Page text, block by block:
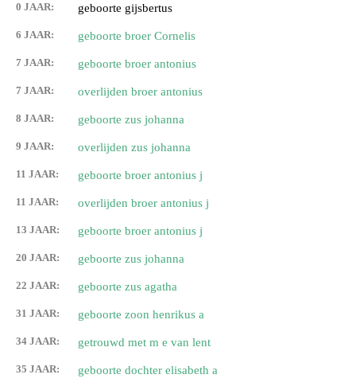
0 JAAR: geboorte gijsbertus
6 JAAR: geboorte broer Cornelis
7 JAAR: geboorte broer antonius
7 JAAR: overlijden broer antonius
8 JAAR: geboorte zus johanna
9 JAAR: overlijden zus johanna
11 JAAR: geboorte broer antonius j
11 JAAR: overlijden broer antonius j
13 JAAR: geboorte broer antonius j
20 JAAR: geboorte zus johanna
22 JAAR: geboorte zus agatha
31 JAAR: geboorte zoon henrikus a
34 JAAR: getrouwd met m e van lent
35 JAAR: geboorte dochter elisabeth a